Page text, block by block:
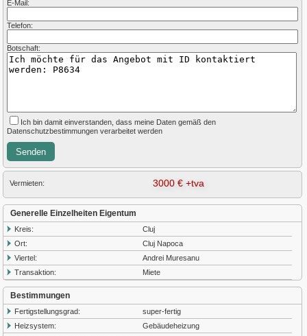
E-Mail:
Telefon:
Botschaft:
Ich bin damit einverstanden, dass meine Daten gemäß den
Datenschutzbestimmungen verarbeitet werden
Vermieten: 3000 € +tva
Generelle Einzelheiten Eigentum
Kreis:
Cluj
Ort:
Cluj Napoca
Viertel:
Andrei Muresanu
Transaktion:
Miete
Bestimmungen
Fertigstellungsgrad:
super-fertig
Heizsystem:
Gebäudeheizung